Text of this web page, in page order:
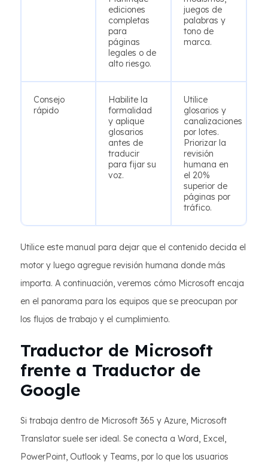
ediciones
completas
para
páginas
legales o de
alto riesgo.
juegos de
palabras y
tono de
marca.
Consejo
rápido
Habilite la
formalidad
y aplique
glosarios
antes de
traducir
para fijar su
voz.
Utilice
glosarios y
canalizaciones
por lotes.
Priorizar la
revisión
humana en
el 20%
superior de
páginas por
tráfico.
Utilice este manual para dejar que el contenido decida el
motor y luego agregue revisión humana donde más
importa. A continuación, veremos cómo Microsoft encaja
en el panorama para los equipos que se preocupan por
los flujos de trabajo y el cumplimiento.
Traductor de Microsoft
frente a Traductor de
Google
Si trabaja dentro de Microsoft 365 y Azure, Microsoft
Translator suele ser ideal. Se conecta a Word, Excel,
PowerPoint, Outlook y Teams, por lo que los usuarios